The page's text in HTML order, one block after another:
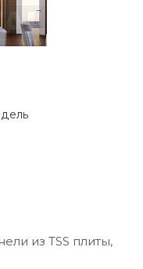
из TSS плиты,